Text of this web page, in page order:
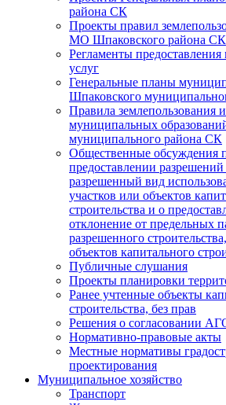
района СК
Проекты правил
МО Шпаковского района СК
Регламенты
услуг
Генеральные планы
Шпаковского
Правила землепользования
муниципальных
муниципального района СК
Общественные обсуждения
предоставлении
разрешенный вид
участков или объектов
строительства и о
отклонение от предельных
разрешенного
объектов капитального
Публичные слушания
Проекты планировки
Ранее учтенные объекты
строительства, без прав
Решения о согласовании
Нормативно-правовые акты
Местные нормативы
проектирования
Муниципальное хозяйство
Транспорт